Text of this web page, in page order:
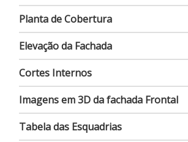
Planta de Cobertura
Elevação da Fachada
Cortes Internos
Imagens em 3D da fachada Frontal
Tabela das Esquadrias